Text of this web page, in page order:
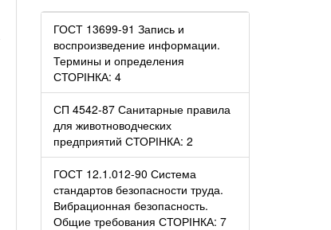
ГОСТ 13699-91 Запись и
воспроизведение информации.
Термины и определения
СТОРІНКА: 4
СП 4542-87 Санитарные правила
для животноводческих
предприятий СТОРІНКА: 2
ГОСТ 12.1.012-90 Система
стандартов безопасности труда.
Вибрационная безопасность.
Общие требования СТОРІНКА: 7